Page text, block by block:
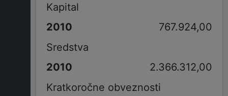
Kapital
767.924,00
Sredstva
2.366.312,00
Kratkoročne obveznosti